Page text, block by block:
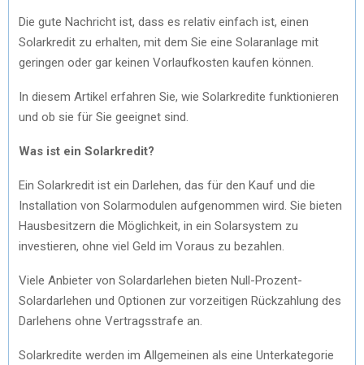
Die gute Nachricht ist, dass es relativ einfach ist, einen
Solarkredit zu erhalten, mit dem Sie eine Solaranlage mit
geringen oder gar keinen Vorlaufkosten kaufen können.
In diesem Artikel erfahren Sie, wie Solarkredite funktionieren
und ob sie für Sie geeignet sind.
Was ist ein Solarkredit?
Ein Solarkredit ist ein Darlehen, das für den Kauf und die
Installation von Solarmodulen aufgenommen wird. Sie bieten
Hausbesitzern die Möglichkeit, in ein Solarsystem zu
investieren, ohne viel Geld im Voraus zu bezahlen.
Viele Anbieter von Solardarlehen bieten Null-Prozent-
Solardarlehen und Optionen zur vorzeitigen Rückzahlung des
Darlehens ohne Vertragsstrafe an.
Solarkredite werden im Allgemeinen als eine Unterkategorie